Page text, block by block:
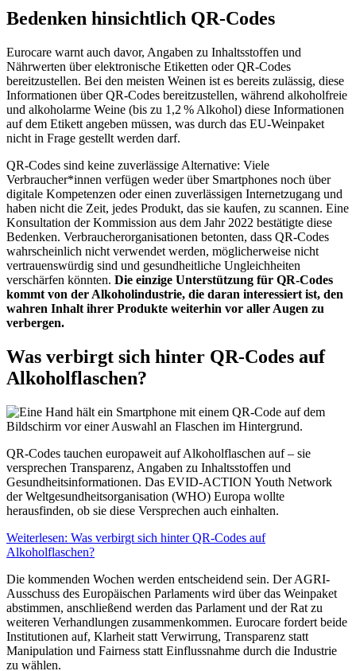
Bedenken hinsichtlich QR-Codes
Eurocare warnt auch davor, Angaben zu Inhaltsstoffen und
Nährwerten über elektronische Etiketten oder QR-Codes
bereitzustellen. Bei den meisten Weinen ist es bereits zulässig, diese
Informationen über QR-Codes bereitzustellen, während alkoholfreie
und alkoholarme Weine (bis zu 1,2 % Alkohol) diese Informationen
auf dem Etikett angeben müssen, was durch das EU-Weinpaket
nicht in Frage gestellt werden darf.
QR-Codes sind keine zuverlässige Alternative: Viele
Verbraucher*innen verfügen weder über Smartphones noch über
digitale Kompetenzen oder einen zuverlässigen Internetzugang und
haben nicht die Zeit, jedes Produkt, das sie kaufen, zu scannen. Eine
Konsultation der Kommission aus dem Jahr 2022 bestätigte diese
Bedenken. Verbraucherorganisationen betonten, dass QR-Codes
wahrscheinlich nicht verwendet werden, möglicherweise nicht
vertrauenswürdig sind und gesundheitliche Ungleichheiten
verschärfen könnten. Die einzige Unterstützung für QR-Codes
kommt von der Alkoholindustrie, die daran interessiert ist, den
wahren Inhalt ihrer Produkte weiterhin vor aller Augen zu
verbergen.
Was verbirgt sich hinter QR-Codes auf
Alkoholflaschen?
QR-Codes tauchen europaweit auf Alkoholflaschen auf – sie
versprechen Transparenz, Angaben zu Inhaltsstoffen und
Gesundheitsinformationen. Das EVID-ACTION Youth Network
der Weltgesundheitsorganisation (WHO) Europa wollte
herausfinden, ob sie diese Versprechen auch einhalten.
Weiterlesen: Was verbirgt sich hinter QR-Codes auf
Alkoholflaschen?
Die kommenden Wochen werden entscheidend sein. Der AGRI-
Ausschuss des Europäischen Parlaments wird über das Weinpaket
abstimmen, anschließend werden das Parlament und der Rat zu
weiteren Verhandlungen zusammenkommen. Eurocare fordert beide
Institutionen auf, Klarheit statt Verwirrung, Transparenz statt
Manipulation und Fairness statt Einflussnahme durch die Industrie
zu wählen.